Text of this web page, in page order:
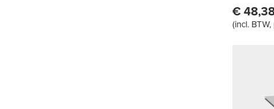
€
(incl. BTW,